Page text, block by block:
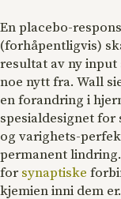
En placebo-
(forhåpentligvis)
resultat av ny
noe nytt fra. Wall
en forandring i
spesialdesignet for
og varighets-
permanent
forsynaptiske
kjemien inni dem